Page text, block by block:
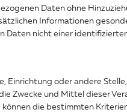
Daten ohne
Informationen
Daten nicht einer
oder andere
Zwecke und Mittel dieser
die bestimmten